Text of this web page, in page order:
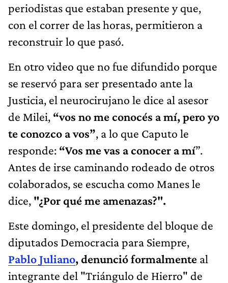
periodistas que estaban presente y que,
con el correr de las horas, permitieron a
reconstruir lo que pasó.
En otro video que no fue difundido porque
se reservó para ser presentado ante la
Justicia, el neurocirujano le dice al asesor
de Milei, “vos no me conocés a mí, pero yo
te conozco a vos”, a lo que Caputo le
responde: “Vos me vas a conocer a mí”.
Antes de irse caminando rodeado de otros
colaborados, se escucha como Manes le
dice, "¿Por qué me amenazas?".
Este domingo, el presidente del bloque de
diputados Democracia para Siempre,
Pablo Juliano, denunció formalmente al
integrante del "Triángulo de Hierro" de